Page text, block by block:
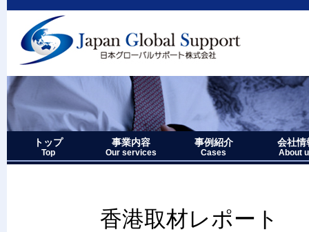
トップ
Top
事業内容
Our services
事例紹介
Cases
会社情
About
香港取材レポート